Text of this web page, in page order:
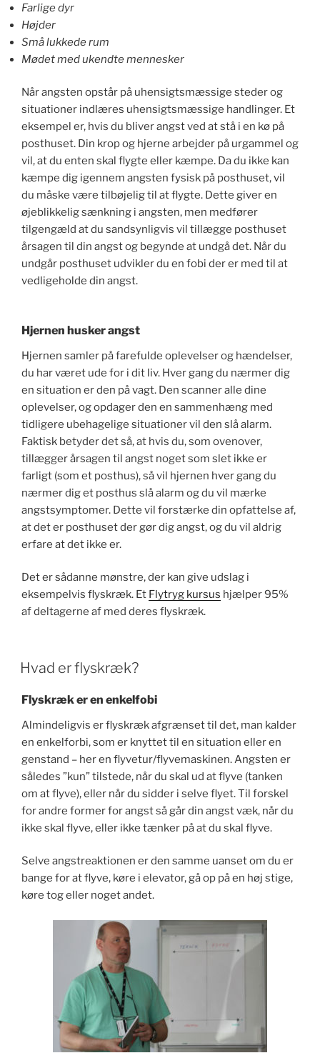
Farlige dyr
Højder
Små lukkede rum
Mødet med ukendte mennesker
Når angsten opstår på uhensigtsmæssige steder og
situationer indlæres uhensigtsmæssige handlinger. Et
eksempel er, hvis du bliver angst ved at stå i en kø på
posthuset. Din krop og hjerne arbejder på urgammel og
vil, at du enten skal flygte eller kæmpe. Da du ikke kan
kæmpe dig igennem angsten fysisk på posthuset, vil
du måske være tilbøjelig til at flygte. Dette giver en
øjeblikkelig sænkning i angsten, men medfører
tilgengæld at du sandsynligvis vil tillægge posthuset
årsagen til din angst og begynde at undgå det. Når du
undgår posthuset udvikler du en fobi der er med til at
vedligeholde din angst.
Hjernen husker angst
Hjernen samler på farefulde oplevelser og hændelser,
du har været ude for i dit liv. Hver gang du nærmer dig
en situation er den på vagt. Den scanner alle dine
oplevelser, og opdager den en sammenhæng med
tidligere ubehagelige situationer vil den slå alarm.
Faktisk betyder det så, at hvis du, som ovenover,
tillægger årsagen til angst noget som slet ikke er
farligt (som et posthus), så vil hjernen hver gang du
nærmer dig et posthus slå alarm og du vil mærke
angstsymptomer. Dette vil forstærke din opfattelse af,
at det er posthuset der gør dig angst, og du vil aldrig
erfare at det ikke er.
Det er sådanne mønstre, der kan give udslag i
eksempelvis flyskræk. Et Flytryg kursus hjælper 95%
af deltagerne af med deres flyskræk.
Hvad er flyskræk?
Flyskræk er en enkelfobi
Almindeligvis er flyskræk afgrænset til det, man kalder
en enkelforbi, som er knyttet til en situation eller en
genstand – her en flyvetur/flyvemaskinen. Angsten er
således ”kun” tilstede, når du skal ud at flyve (tanken
om at flyve), eller når du sidder i selve flyet. Til forskel
for andre former for angst så går din angst væk, når du
ikke skal flyve, eller ikke tænker på at du skal flyve.
Selve angstreaktionen er den samme uanset om du er
bange for at flyve, køre i elevator, gå op på en høj stige,
køre tog eller noget andet.